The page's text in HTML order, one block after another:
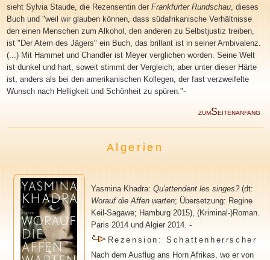
sieht Sylvia Staude, die Rezensentin der Frankfurter Rundschau, dieses
Buch und "weil wir glauben können, dass südafrikanische Verhältnisse
den einen Menschen zum Alkohol, den anderen zu Selbstjustiz treiben,
ist "Der Atem des Jägers" ein Buch, das brillant ist in seiner Ambivalenz.
(...) Mit Hammet und Chandler ist Meyer verglichen worden. Seine Welt
ist dunkel und hart, soweit stimmt der Vergleich; aber unter dieser Härte
ist, anders als bei den amerikanischen Kollegen, der fast verzweifelte
Wunsch nach Helligkeit und Schönheit zu spüren."-
ZUMSEITENANFANG
Algerien
Yasmina Khadra: Qu'attendent les singes?(dt:
Worauf die Affen warten; Übersetzung: Regine
Keil-Sagawe; Hamburg 2015), (Kriminal-)Roman.
Paris 2014 und Algier 2014. -
Rezension: Schattenherrscher
Nach dem Ausflug ans Horn Afrikas, wo er von